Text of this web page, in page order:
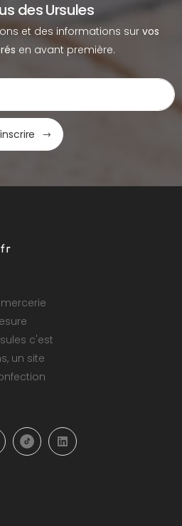
des Ursules
et des informations sur vos
en avant première.
c'est
un site